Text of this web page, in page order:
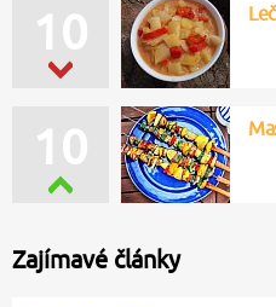
10
10
Zajímavé články